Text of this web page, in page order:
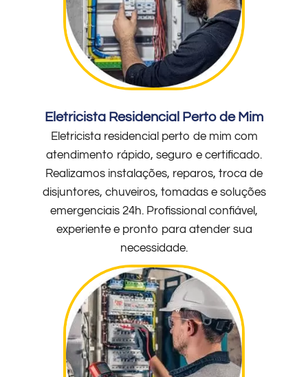
Eletricista Residencial Perto de Mim
Eletricista residencial perto de mim com
atendimento rápido, seguro e certificado.
Realizamos instalações, reparos, troca de
disjuntores, chuveiros, tomadas e soluções
emergenciais 24h. Profissional confiável,
experiente e pronto para atender sua
necessidade.